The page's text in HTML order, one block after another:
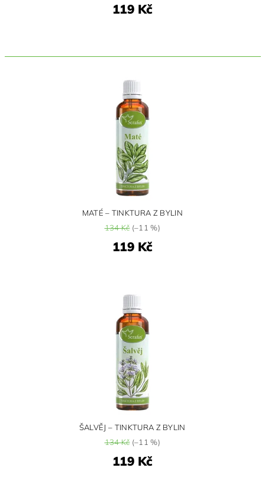
119 Kč
MATÉ – TINKTURA Z BYLIN
134 Kč(–11 %)
119 Kč
ŠALVĚJ – TINKTURA Z BYLIN
134 Kč(–11 %)
119 Kč